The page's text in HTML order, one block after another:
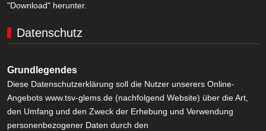
"Download" herunter.
Datenschutz
Grundlegendes
Diese Datenschutzerklärung soll die Nutzer unserers Online-
Angebots www.tsv-glems.de (nachfolgend Website) über die Art,
den Umfang und den Zweck der Erhebung und Verwendung
personenbezogener Daten durch den